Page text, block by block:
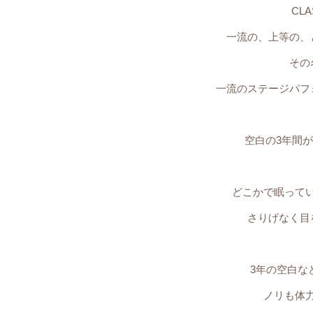
一流の、上等の
その
一流のステージパ
空白の3年間
どこかで眠って
さりげなく
3年の空白な
ノリも体